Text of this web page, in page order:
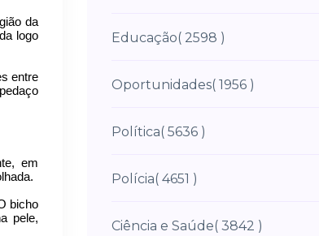
da
logo
entre
em
bicho
pele,
Educação( 2598 )
Oportunidades( 1956 )
Política( 5636 )
Polícia( 4651 )
Ciência e Saúde( 3842 )